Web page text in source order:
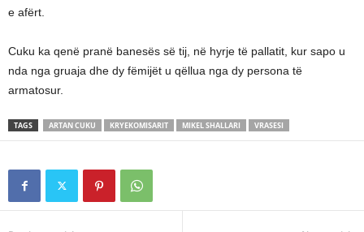
e afërt.
Cuku ka qenë pranë banesës së tij, në hyrje të pallatit, kur sapo u
nda nga gruaja dhe dy fëmijët u qëllua nga dy persona të
armatosur.
TAGS ARTAN CUKU KRYEKOMISARIT MIKEL SHALLARI VRASESI